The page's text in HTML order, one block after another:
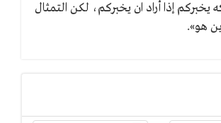
يخبركم إذا أراد ان يخبركم، لكن التمثال
هو».